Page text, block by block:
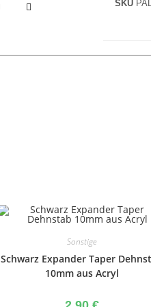
SKU
Sonstige
Schwarz Expander Taper
10mm aus Acryl